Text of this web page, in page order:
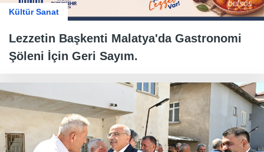
Kültür Sanat
Lezzetin Başkenti Malatya'da Gastronomi
Şöleni İçin Geri Sayım.